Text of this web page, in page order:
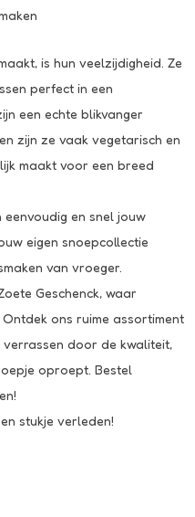
is hun veelzijdigheid. Ze
perfect in een
een echte blikvanger
zijn ze vaak vegetarisch en
maakt voor een breed
en snel jouw
eigen snoepcollectie
van vroeger.
Geschenck, waar
ons ruime assortiment
door de kwaliteit,
oproept. Bestel
stukje verleden!